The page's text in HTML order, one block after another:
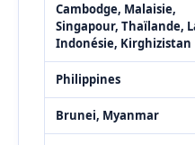
Cambodge, Malaisie,
Singapour, Thaïlande,
Indonésie, Kirghizistan
Philippines
Brunei, Myanmar